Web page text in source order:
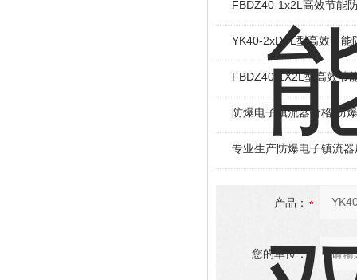
FBDZ40-1x2L高效节能
YK40-2xDFL型高效节能
FBDZ40-1X2L型高效节
防爆电子镇流器价格/防
专业生产防爆电子镇流
产品：
您的单位：